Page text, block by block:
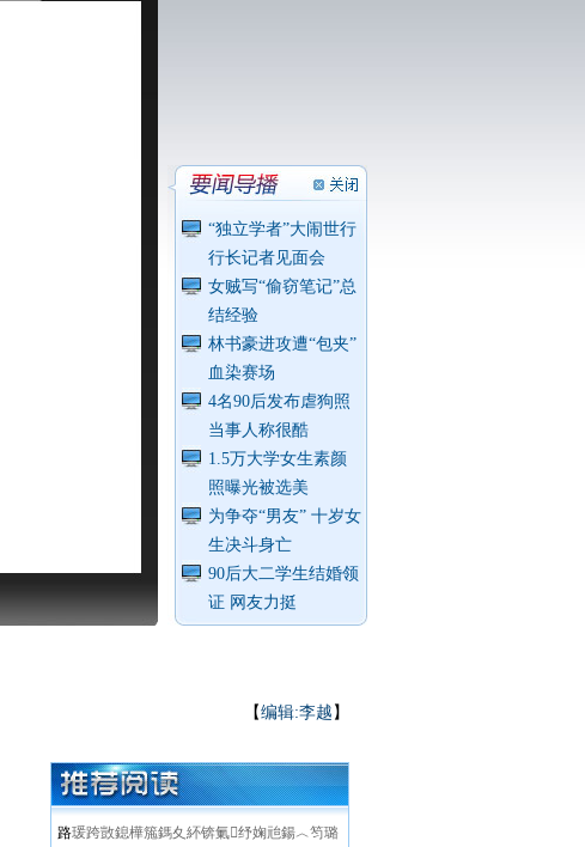
“独立学者”大闹世行
行长记者见面会
女贼写“偷窃笔记”总
结经验
林书豪进攻遭“包夹”
血染赛场
4名90后发布虐狗照
当事人称很酷
1.5万大学女生素颜
照曝光被选美
为争夺“男友” 十岁女
生决斗身亡
90后大二学生结婚领
证 网友力挺
【编辑:李越 】
路瑗跨敳鎴樺箷鎷夊紑锛氭纾婅兘鍚︿笉璐